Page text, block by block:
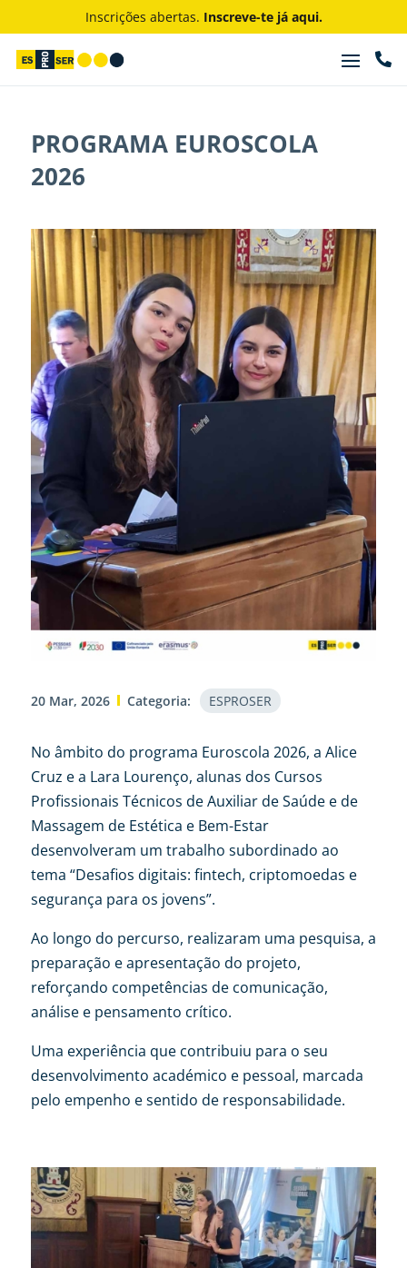
Inscrições abertas. Inscreve-te já aqui.

PROGRAMA EUROSCOLA
2026
20 Mar, 2026 Categoria: ESPROSER
No âmbito do programa Euroscola 2026, a Alice
Cruz e a Lara Lourenço, alunas dos Cursos
Profissionais Técnicos de Auxiliar de Saúde e de
Massagem de Estética e Bem-Estar
desenvolveram um trabalho subordinado ao
tema “Desafios digitais: fintech, criptomoedas e
segurança para os jovens”.
Ao longo do percurso, realizaram uma pesquisa, a
preparação e apresentação do projeto,
reforçando competências de comunicação,
análise e pensamento crítico.
Uma experiência que contribuiu para o seu
desenvolvimento académico e pessoal, marcada
pelo empenho e sentido de responsabilidade.